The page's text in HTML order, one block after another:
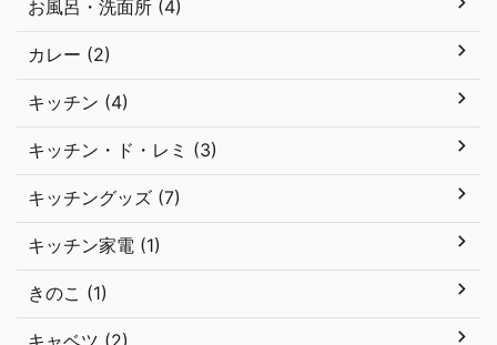
お風呂・洗面所 (4)
カレー (2)
キッチン (4)
キッチン・ド・レミ (3)
キッチングッズ (7)
キッチン家電 (1)
きのこ (1)
キャベツ (2)